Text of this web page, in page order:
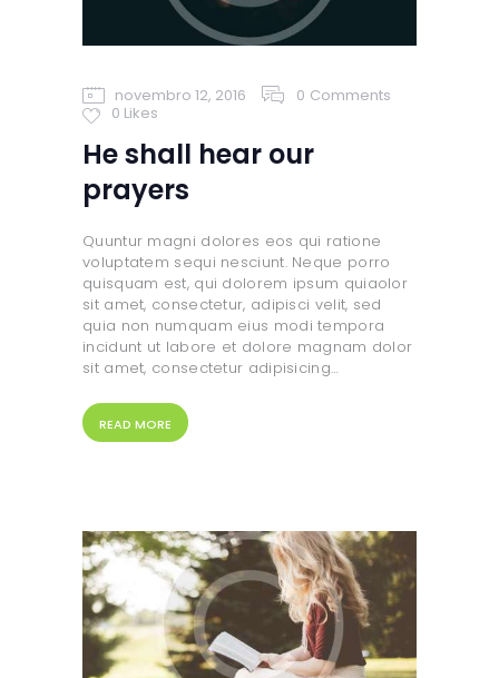
novembro 12, 2016 0 Comments
0 Likes
He shall hear our
prayers
Quuntur magni dolores eos qui ratione
voluptatem sequi nesciunt. Neque porro
quisquam est, qui dolorem ipsum quiaolor
sit amet, consectetur, adipisci velit, sed
quia non numquam eius modi tempora
incidunt ut labore et dolore magnam dolor
sit amet, consectetur adipisicing…
READ MORE